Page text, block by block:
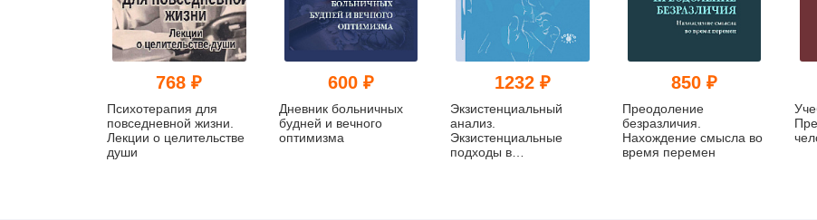
768 ₽
Психотерапия для
повседневной жизни.
Лекции о целительстве
души
600 ₽
Дневник больничных
будней и вечного
оптимизма
1232 ₽
Экзистенциальный
анализ.
Экзистенциальные
подходы в
850 ₽
Преодоление
безразличия.
Нахождение смысла во
время перемен